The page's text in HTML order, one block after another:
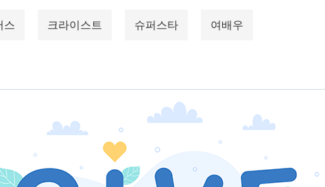
스 크라이스트 슈퍼스타 여배우